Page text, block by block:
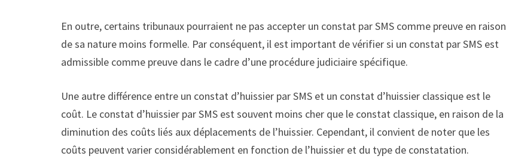
En outre, certains tribunaux pourraient ne pas accepter un constat par SMS comme preuve en raison
de sa nature moins formelle. Par conséquent, il est important de vérifier si un constat par SMS est
admissible comme preuve dans le cadre d’une procédure judiciaire spécifique.
Une autre différence entre un constat d’huissier par SMS et un constat d’huissier classique est le
coût. Le constat d’huissier par SMS est souvent moins cher que le constat classique, en raison de la
diminution des coûts liés aux déplacements de l’huissier. Cependant, il convient de noter que les
coûts peuvent varier considérablement en fonction de l’huissier et du type de constatation.